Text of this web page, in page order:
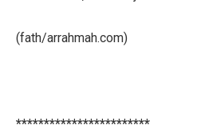
(fath/arrahmah.com)
************************